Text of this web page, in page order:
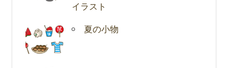
イラスト
夏の小物